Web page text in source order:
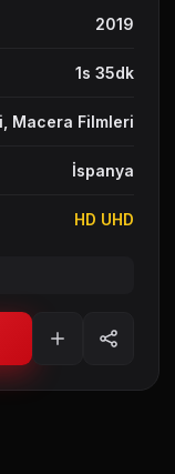
2019
1s 35dk
Macera Filmleri
İspanya
HD UHD